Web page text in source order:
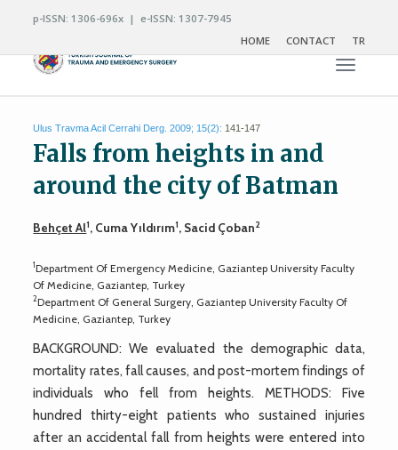
p-ISSN: 1306-696x | e-ISSN: 1307-7945
HOME
CONTACT TR
Toggle
Ulus Travma Acil Cerrahi Derg. 2009; 15(2): 141-147
Falls from heights in and
around the city of Batman
Behçet Al1, Cuma Yıldırım1, Sacid Çoban2
1Department Of Emergency Medicine, Gaziantep University Faculty
Of Medicine, Gaziantep, Turkey
2Department Of General Surgery, Gaziantep University Faculty Of
Medicine, Gaziantep, Turkey
BACKGROUND: We evaluated the demographic data,
mortality rates, fall causes, and post-mortem findings of
individuals who fell from heights. METHODS: Five
hundred thirty-eight patients who sustained injuries
after an accidental fall from heights were entered into